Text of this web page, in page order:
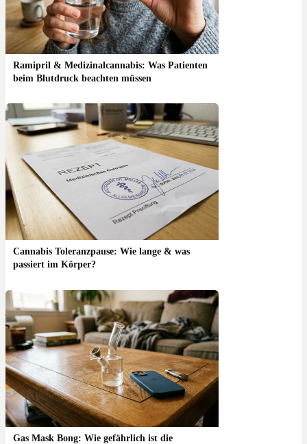
Ramipril & Medizinalcannabis: Was Patienten
beim Blutdruck beachten müssen
Cannabis Toleranzpause: Wie lange & was
passiert im Körper?
Gas Mask Bong: Wie gefährlich ist die